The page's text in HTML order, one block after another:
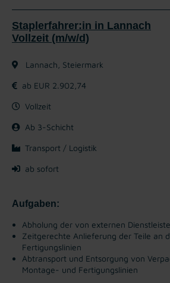
Staplerfahrer:in in Lannach
Vollzeit (m/w/d)
Lannach, Steiermark
ab EUR 2.902,74
Vollzeit
Ab 3-Schicht
Transport / Logistik
ab sofort
Aufgaben:
Abholung der von externen
Zeitgerechte Anlieferung der Teile an
Fertigungslinien
Abtransport und Entsorgung von
Montage- und Fertigungslinien